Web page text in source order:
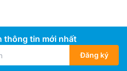
thông tin mới nhất
Đăng ký